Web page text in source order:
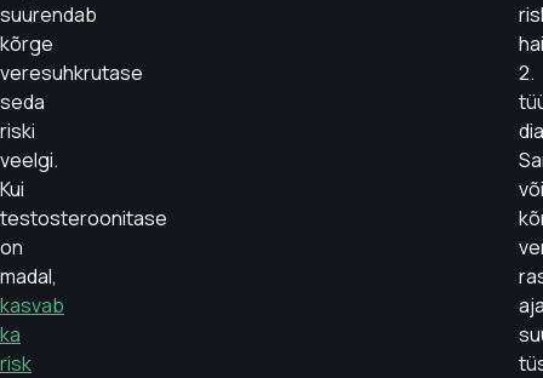
suurendab
kõrge
veresuhkrutase
seda
riski
veelgi.
Kui
testosteroonitase
on
madal,
kasvab
ka
risk
2.